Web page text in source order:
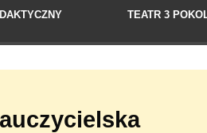
TEATR 3